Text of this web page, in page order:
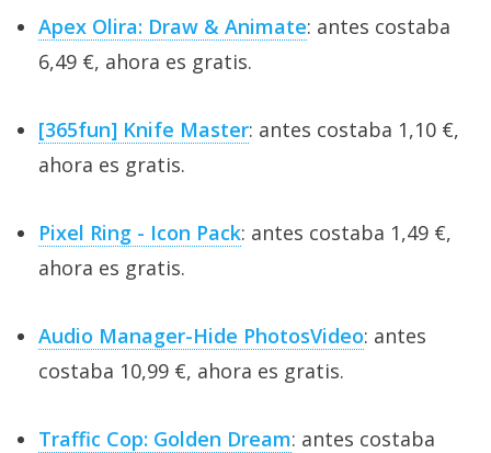
Apex Olira: Draw & Animate: antes costaba
6,49 €, ahora es gratis.
[365fun] Knife Master: antes costaba 1,10 €,
ahora es gratis.
Pixel Ring - Icon Pack: antes costaba 1,49 €,
ahora es gratis.
Audio Manager-Hide PhotosVideo: antes
costaba 10,99 €, ahora es gratis.
Traffic Cop: Golden Dream: antes costaba